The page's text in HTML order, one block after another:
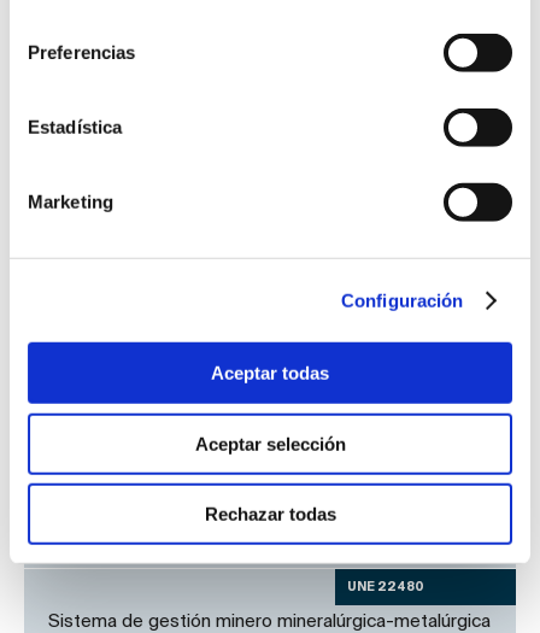
Preferencias
Estadística
Marketing
Configuración
Aceptar todas
Aceptar selección
Rechazar todas
Impulso a la reglamentación de vertidos a la red de
UNE-ISO/IEC 42001
Tecnología de la información. Inteligencia artificial.
UNE 66102
Sistema de gestión de los centros técnicos de
UNE 22480
Sistema de gestión minero mineralúrgica-metalúrgica